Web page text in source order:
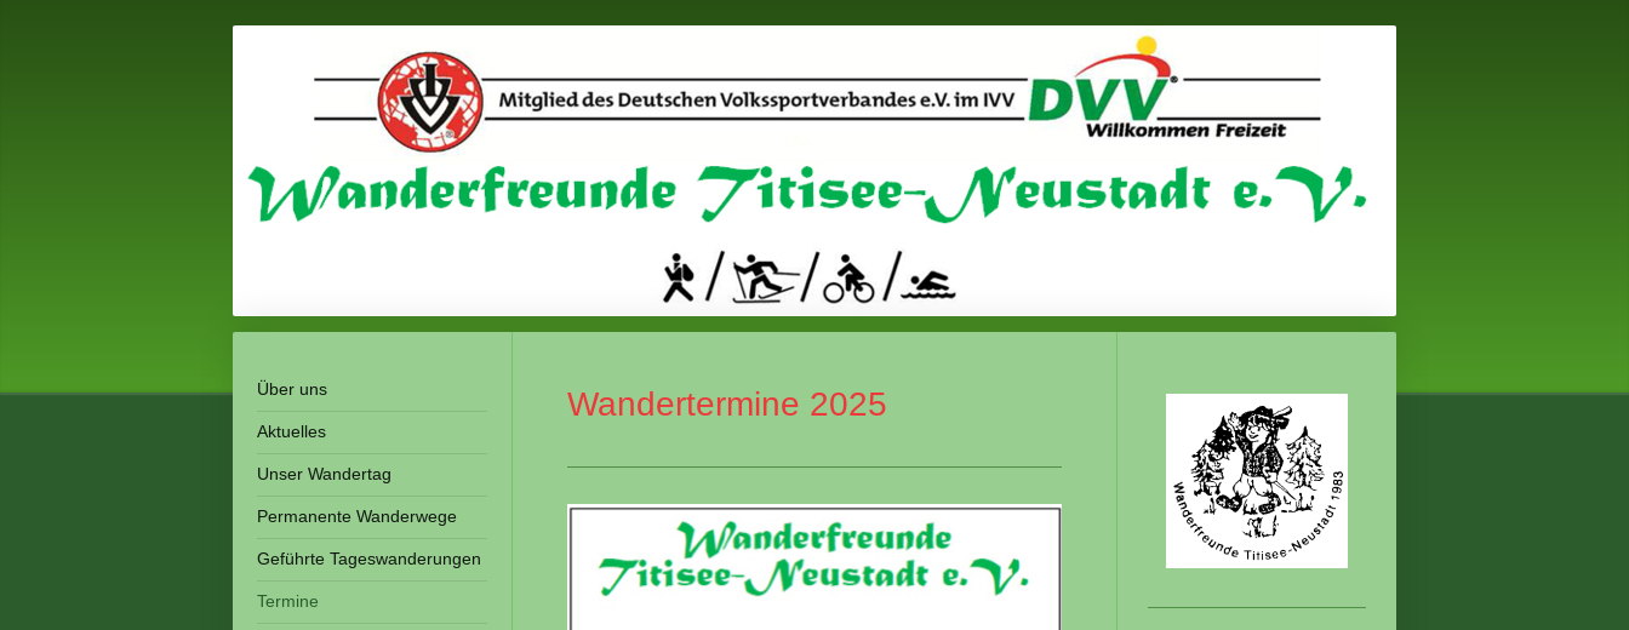
Über uns
Aktuelles
Unser Wandertag
Permanente Wanderwege
Geführte Tageswanderungen
Termine
Wandertermine 2025